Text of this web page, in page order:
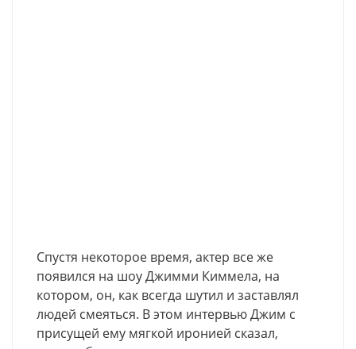
Спустя некоторое время, актер все же
появился на шоу Джимми Киммела, на
котором, он, как всегда шутил и заставлял
людей смеяться. В этом интервью Джим с
присущей ему мягкой иронией сказал,